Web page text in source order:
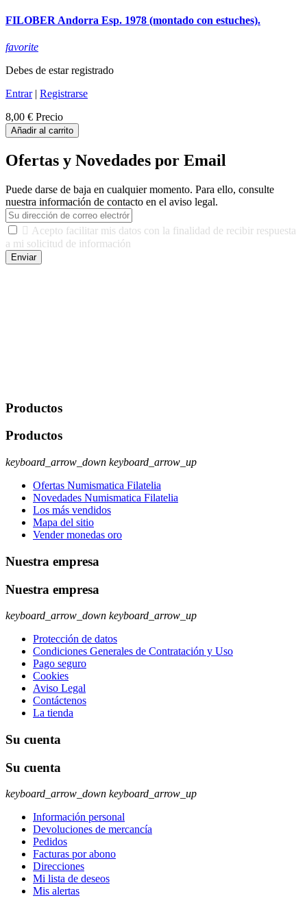
FILOBER Andorra Esp. 1978 (montado con estuches).
favorite
Debes de estar registrado
Entrar| Registrarse
8,00 € Precio
Añadir al carrito
Ofertas y Novedades por Email
Puede darse de baja en cualquier momento. Para ello, consulte
nuestra información de contacto en el aviso legal.
 Acepto facilitar mis datos con la finalidad de recibir respuesta
a mi solicitud de información
Enviar
Productos
Productos
keyboard_arrow_down keyboard_arrow_up
Ofertas Numismatica Filatelia
Novedades Numismatica Filatelia
Los más vendidos
Mapa del sitio
Vender monedas oro
Nuestra empresa
Nuestra empresa
keyboard_arrow_down keyboard_arrow_up
Protección de datos
Condiciones Generales de Contratación y Uso
Pago seguro
Cookies
Aviso Legal
Contáctenos
La tienda
Su cuenta
Su cuenta
keyboard_arrow_down keyboard_arrow_up
Información personal
Devoluciones de mercancía
Pedidos
Facturas por abono
Direcciones
Mi lista de deseos
Mis alertas